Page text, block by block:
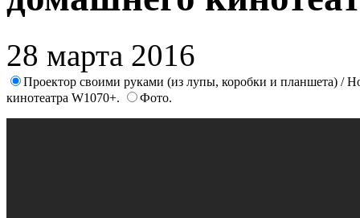
28 марта 2016
Проектор своими руками (из лупы, коробки и планшета) /
кинотеатра W1070+.
Фото.